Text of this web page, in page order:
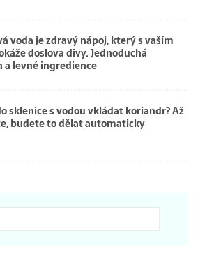
voda je zdravý nápoj, který s vaším
doslova divy. Jednoduchá
a levné ingredience
sklenice s vodou vkládat koriandr? Až
budete to dělat automaticky